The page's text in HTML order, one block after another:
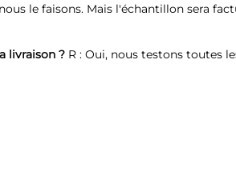
le faisons. Mais l'échantillon sera
livraison ? R : Oui, nous testons toutes